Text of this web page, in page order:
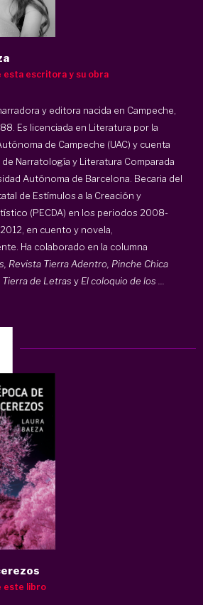
esta escritora y su obra
y editora nacida en Campeche,
Es licenciada en Literatura por la
de Campeche (UAC) y cuenta
Narratología y Literatura Comparada
Autónoma de Barcelona. Becaria del
de Estímulos a la Creación y
(PECDA) en los periodos 2008-
en cuento y novela,
Ha colaborado en la columna
Revista Tierra Adentro, Pinche Chica
Tierra de Letras y El coloquio de los ...
este libro